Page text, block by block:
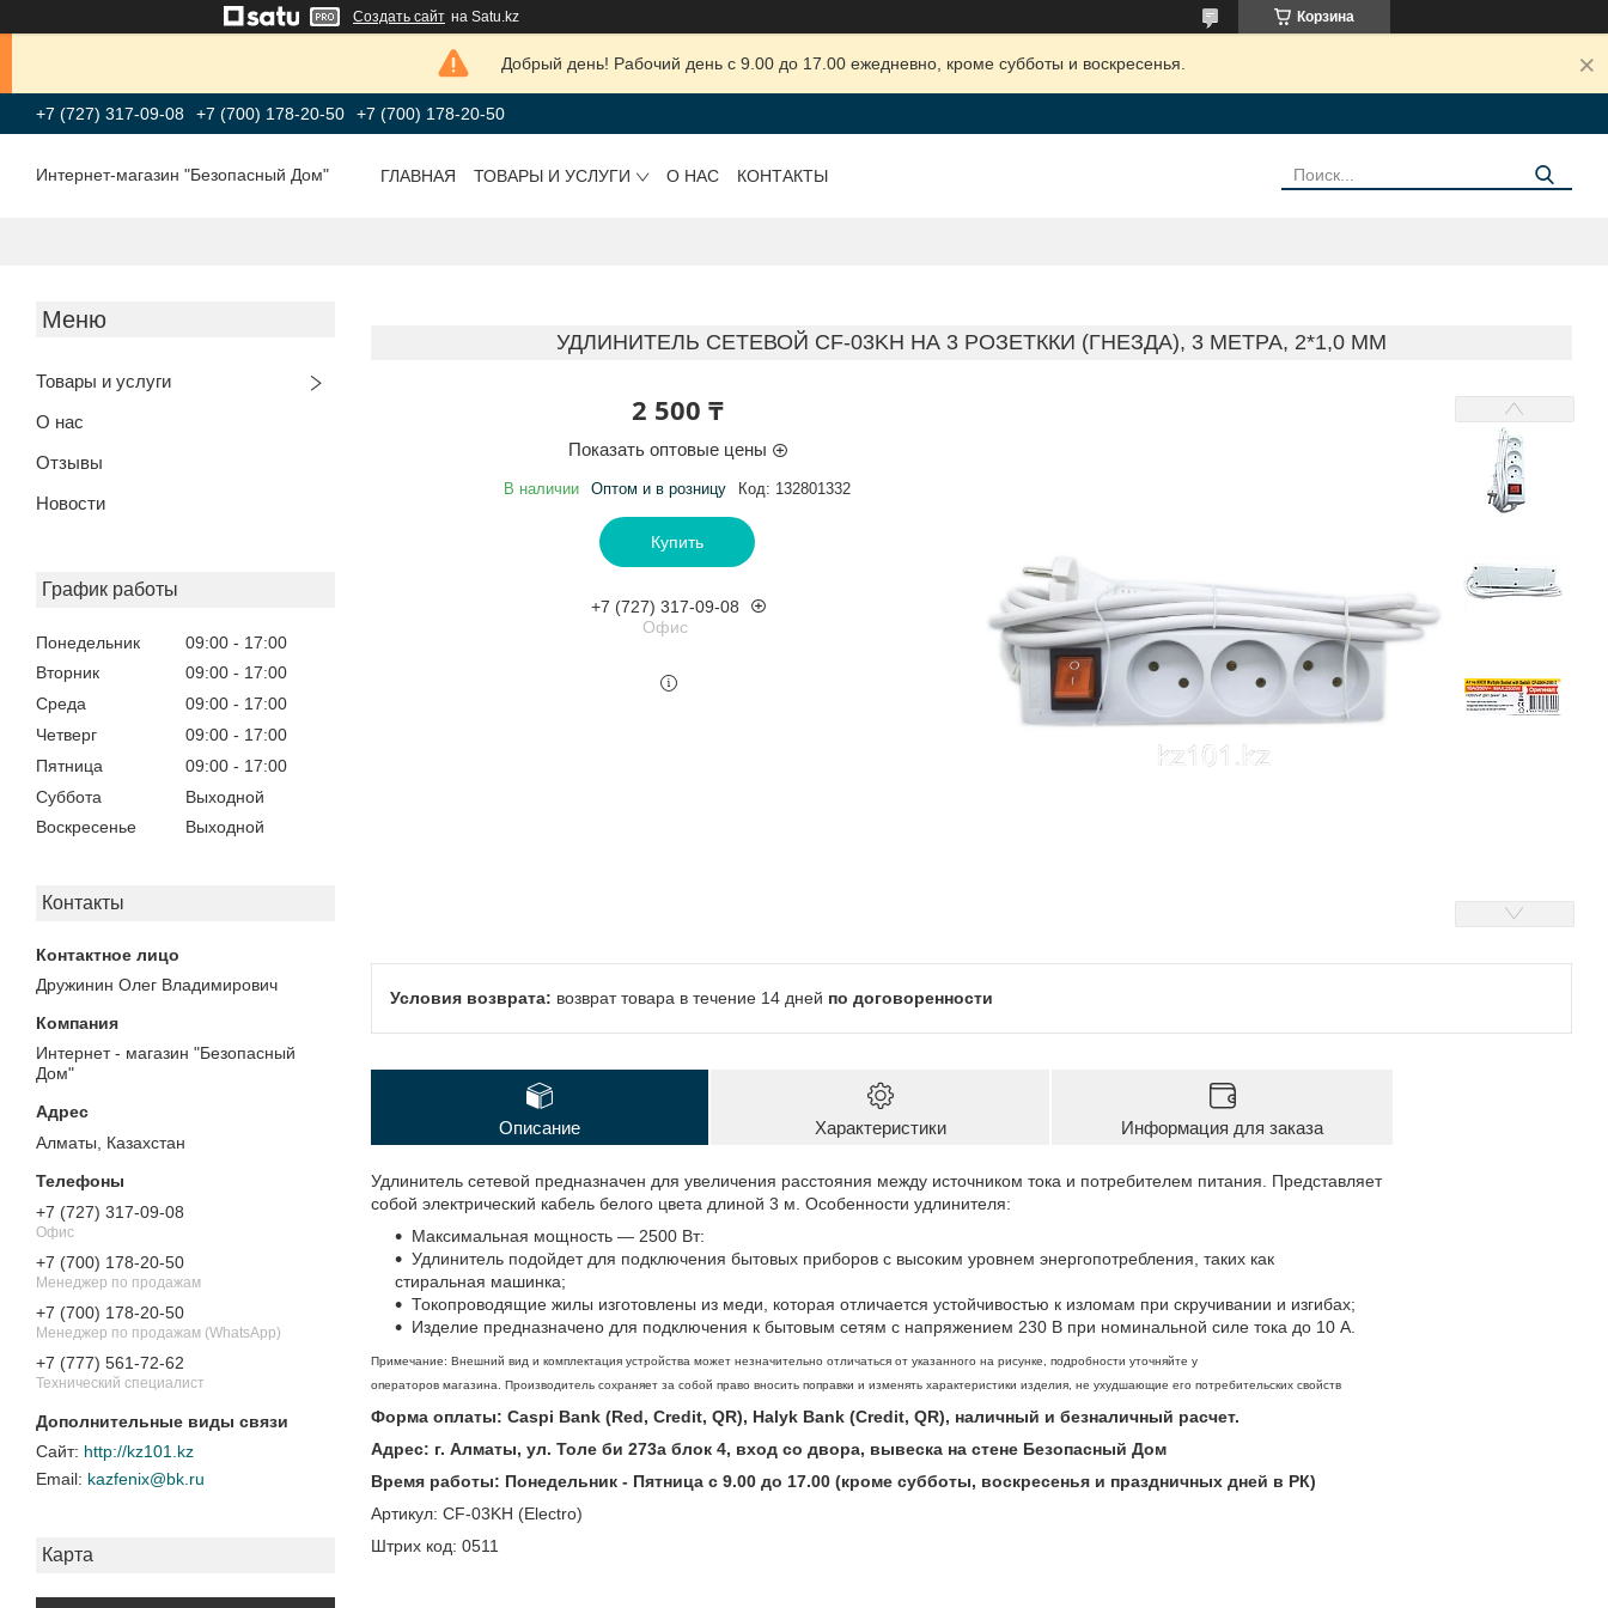
Создать сайт на Satu.kz Корзина
Добрый день! Рабочий день с 9.00 до 17.00 ежедневно, кроме субботы и воскресенья.
+7 (727) 317-09-08 +7 (700) 178-20-50 +7 (700) 178-20-50
Интернет-магазин "Безопасный Дом" ГЛАВНАЯ ТОВАРЫ И УСЛУГИ О НАС КОНТАКТЫ
Товары и услуги
О нас
Отзывы
Новости
График работы
Понедельник 09:00
17:00
Вторник
09:00
17:00
Среда
09:00
17:00
Четверг
09:00
17:00
Пятница
09:00
17:00
Суббота
Выходной
Воскресенье
Выходной
Контакты
Дружинин Олег Владимирович
Интернет - магазин "Безопасный
Дом"
Алматы, Казахстан
+7 (727) 317-09-08
Офис
+7 (700) 178-20-50
Менеджер по продажам
+7 (700) 178-20-50
Менеджер по продажам (WhatsApp)
+7 (777) 561-72-62
Технический специалист
http://kz101.kz
kazfenix@bk.ru
Карта
УДЛИНИТЕЛЬ СЕТЕВОЙ CF-03KH НА 3 РОЗЕТККИ (ГНЕЗДА), 3 МЕТРА, 2*1,0 ММ
2 500 ₸
Показать оптовые цены
В наличии Оптом и в розницу Код: 132801332
Купить
+7 (727) 317-09-08
Офис
возврат товара в течение 14 дней по договоренности
Описание Характеристики Информация для заказа
Удлинитель сетевой предназначен для увеличения расстояния между источником тока и потребителем питания. Представляет
собой электрический кабель белого цвета длиной 3 м. Особенности удлинителя:
Максимальная мощность — 2500 Вт:
Удлинитель подойдет для подключения бытовых приборов с высоким уровнем энергопотребления, таких как
стиральная машинка;
Токопроводящие жилы изготовлены из меди, которая отличается устойчивостью к изломам при скручивании и изгибах;
Изделие предназначено для подключения к бытовым сетям с напряжением 230 В при номинальной силе тока до 10 А.
Примечание: Внешний вид и комплектация устройства может незначительно отличаться от указанного на рисунке, подробности уточняйте у
операторов магазина. Производитель сохраняет за собой право вносить поправки и изменять характеристики изделия, не ухудшающие его потребительских свойств
Форма оплаты: Caspi Bank (Red, Credit, QR), Halyk Bank (Credit, QR), наличный и безналичный расчет.
Адрес: г. Алматы, ул. Толе би 273а блок 4, вход со двора, вывеска на стене Безопасный Дом
Время работы: Понедельник - Пятница с 9.00 до 17.00 (кроме субботы, воскресенья и праздничных дней в РК)
Артикул: CF-03KH (Electro)
Штрих код: 0511